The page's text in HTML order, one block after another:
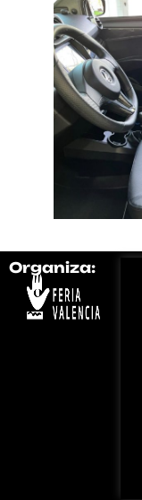
Organiza: